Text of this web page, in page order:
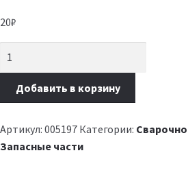
20₽
Добавить в корзину
Артикул: 005197 Категории:
Запасные части